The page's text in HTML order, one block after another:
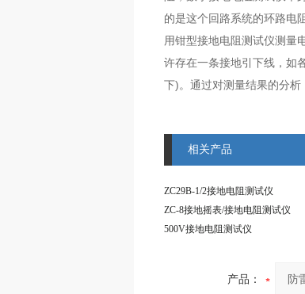
的是这个回路系统的环路电
用钳型接地电阻测试仪测量
许存在一条接地引下线，如
下)。通过对测量结果的分析
相关产品
ZC29B-1/2接地电阻测试仪
ZC-8接地摇表/接地电阻测试仪
500V接地电阻测试仪
产品：